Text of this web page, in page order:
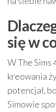
się w
W The Sims
kreowania
potencjał,
Simowie